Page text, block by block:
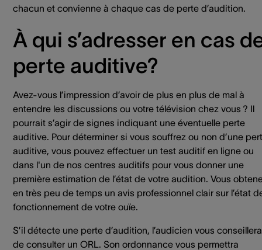
chacun et convienne à chaque cas de perte d’audition.
À qui s’adresser en cas
perte auditive?
Avez-vous l’impression d’avoir de plus en plus de mal à
entendre les discussions ou votre télévision chez vous ? Il
pourrait s’agir de signes indiquant une éventuelle perte
auditive. Pour déterminer si vous souffrez ou non d’une
auditive, vous pouvez effectuer un test auditif en ligne ou
dans l'un de nos centres auditifs pour vous donner une
première estimation de l’état de votre audition. Vous
en très peu de temps un avis professionnel clair sur l’état
fonctionnement de votre ouïe.
S’il détecte une perte d’audition, l’audicien vous conseillera
de consulter un ORL. Son ordonnance vous permettra